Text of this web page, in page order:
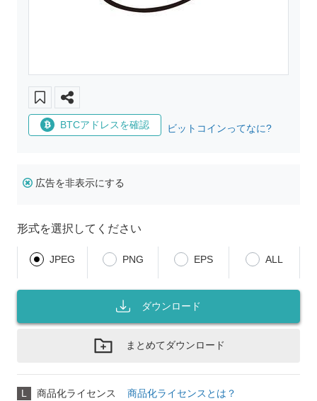
BTCアドレスを確認 ビットコインってなに?
広告を非表示にする
形式を選択してください
JPEG PNG EPS ALL
ダウンロード
まとめてダウンロード
L 商品化ライセンス 商品化ライセンスとは？